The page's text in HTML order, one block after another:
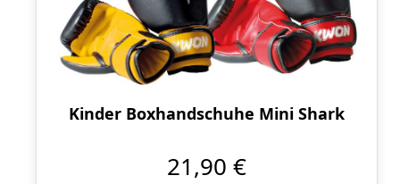
Kinder Boxhandschuhe Mini Shark
21,90 €